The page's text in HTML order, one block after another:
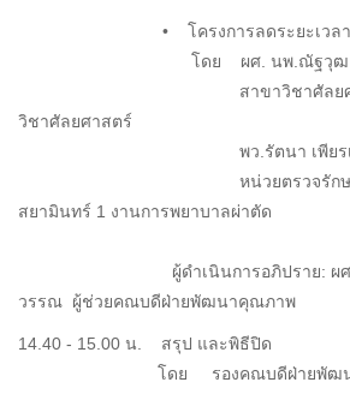
• โครงการลดระยะเวลา - เก็
โดย ผศ. นพ.ณัฐวุฒ พ่วง
สาขาวิชาศัลยศาสตร์หล
วิชาศัลยศาสตร์
พว.รัตนา เพียรเจ
หน่วยตรวจรักษาด้วยเค
สยามินทร์ 1 งานการพยาบาลผ่าตัด
ผู้ดำเนินการอภิปราย: ผศ. นพ.
วรรณ ผู้ช่วยคณบดีฝ่ายพัฒนาคุณภาพ
14.40 - 15.00 น. สรุป และพิธีปิด
โดย รองคณบดีฝ่ายพัฒนา